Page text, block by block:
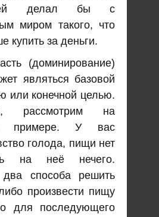
делал бы с
миром такого, что
купить за деньги.
(доминирование)
являться базовой
или конечной целью.
рассмотрим на
примере. У вас
голода, пищи нет
на неё нечего.
два способа решить
произвести пищу
для последующего